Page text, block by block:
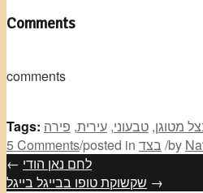
Comments
comments
Tags: מטוגן, טבעוני, עירית, פירה
5 Comments/posted in בצד /by
← לחם נאן הודי
שקשוקת טופו בבייגל בייגל →